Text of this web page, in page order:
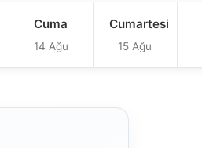
Cuma
14 Ağu
Cumartesi
15 Ağu